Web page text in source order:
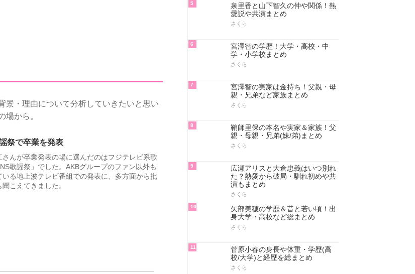
景・理由について分析していきたいと思い
場から。
祭で卒業を発表
さんが卒業発表の場に選んだのはフジテレビ系歌
歌謡祭」でした。AKBグループのファン以外も
いる地上波テレビ番組での発表に、多方面から批
こえてきました。
5
泉里香と山下智久の仲や関係！熱
愛説や共演まとめ
さくら
6
宮澤智の学歴！大学・高校・中
学・小学校まとめ
さくら
7
宮澤智の実家は金持ち！父親・母
親・兄弟など家族まとめ
さくら
8
鞘師里保の本名や実家＆家族！父
親・母親・兄弟(妹/弟)まとめ
さくら
9
広瀬アリスと大倉忠義はいつ別れ
た？熱愛から破局・馴れ初めや共
演もまとめ
さくら
10
矢部美穂の学歴＆昔と若い頃！出
身大学・高校など総まとめ
さくら
11
菅原小春の身長や体重・学歴(高
校/大学)と経歴を総まとめ
さくら